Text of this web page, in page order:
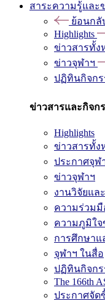
สาระความรู้และ
ย้อนกลั
Highlights
ข่าวสารทั้ง
ข่าวจุฬาฯ
ปฏิทินกิจกร
ข่าวสารและกิจก
Highlights
ข่าวสารทั้ง
ประกาศจุฬ
ข่าวจุฬาฯ
งานวิจัยแล
ความร่วมมื
ความภูมิใจ
การศึกษาแ
จุฬาฯ ในสื่อ
ปฏิทินกิจกร
The 166th
ประกาศจัด